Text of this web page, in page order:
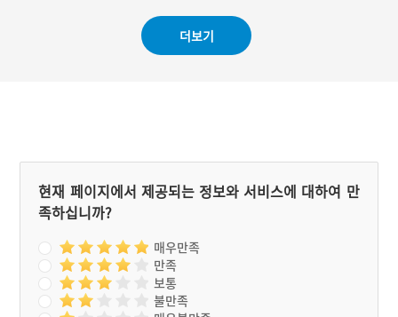
그는 일제 강점의 부당성을
주장하고 대규모 의병전쟁
을 준비하다 사전에 발각되
더보기
현재 페이지에서 제공되는 정보와 서비스에 대하여 만
족하십니까?
매우만족
만족
보통
불만족